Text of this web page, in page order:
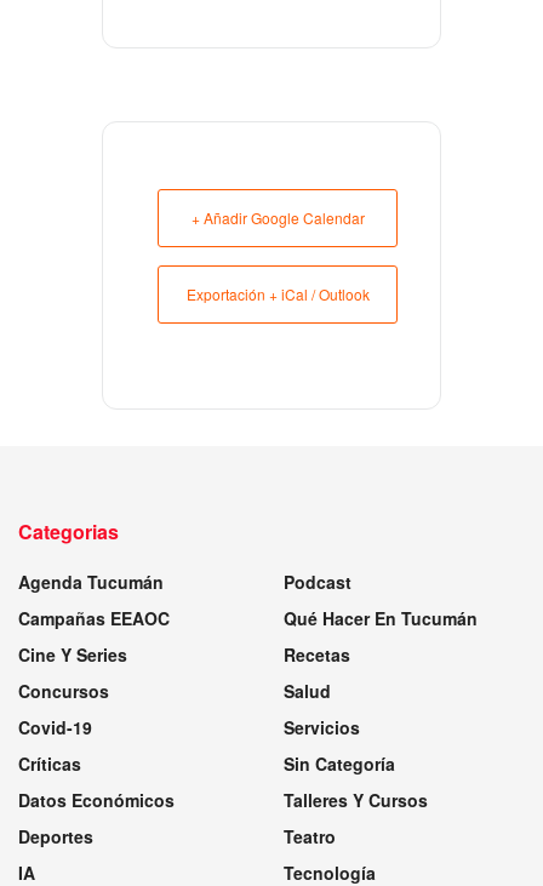
+ Añadir Google Calendar
Exportación + iCal / Outlook
Categorias
Agenda Tucumán
Campañas EEAOC
Cine Y Series
Concursos
Covid-19
Críticas
Datos Económicos
Deportes
IA
Podcast
Qué Hacer En Tucumán
Recetas
Salud
Servicios
Sin Categoría
Talleres Y Cursos
Teatro
Tecnología